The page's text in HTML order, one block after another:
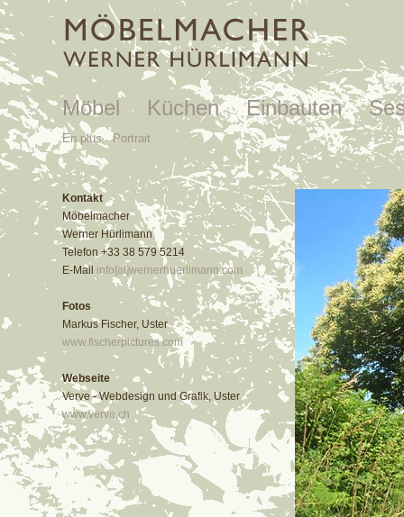
Möbel Küchen Einbauten
En plus Portrait
Kontakt
Möbelmacher
Werner Hürlimann
Telefon +33 38 579 5214
E-Mail info[at]wernerhuerlimann.com
Fotos
Markus Fischer, Uster
www.fischerpictures.com
Webseite
Verve - Webdesign und Grafik, Uster
www.verve.ch